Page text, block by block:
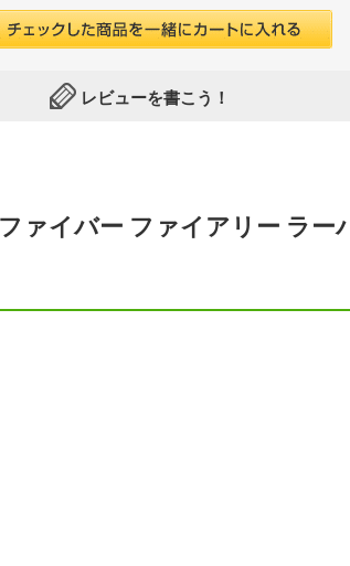
レビューを書こう！
ァイバー ファイアリー ラー